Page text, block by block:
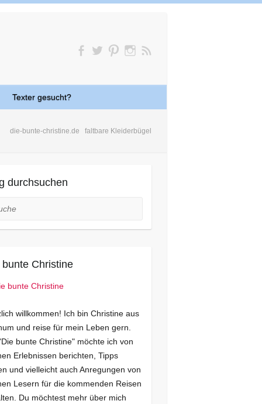
Texter gesucht?
die-bunte-christine.de faltbare Kleiderbügel
durchsuchen
bunte Christine
willkommen! Ich bin Christine aus
und reise für mein Leben gern.
bunte Christine" möchte ich von
Erlebnissen berichten, Tipps
und vielleicht auch Anregungen von
Lesern für die kommenden Reisen
Du möchtest mehr über mich